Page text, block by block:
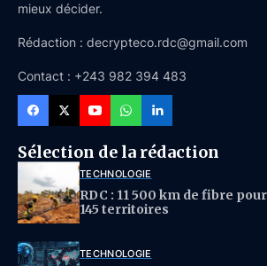
mieux décider.
Rédaction : decrypteco.rdc@gmail.com
Contact : +243 982 394 483
Sélection de la rédaction
TECHNOLOGIE
RDC : 11 500 km de fibre
145 territoires
TECHNOLOGIE